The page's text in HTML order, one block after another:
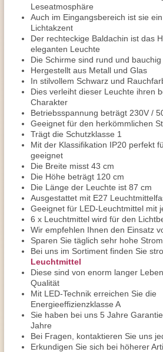
Leseatmosphäre
Auch im Eingangsbereich ist sie
Lichtakzent
Der rechteckige Baldachin ist das
eleganten Leuchte
Die Schirme sind rund und
Hergestellt aus Metall und Glas
In stilvollem Schwarz und
Dies verleiht dieser Leuchte ihren
Charakter
Betriebsspannung beträgt 230V /
Geeignet für den herkömmlichen
Trägt die Schutzklasse 1
Mit der Klassifikation IP20 perfekt
geeignet
Die Breite misst 43 cm
Die Höhe beträgt 120 cm
Die Länge der Leuchte ist 87 cm
Ausgestattet mit E27
Geeignet für LED-Leuchtmittel mit
6 x Leuchtmittel wird für den
Wir empfehlen Ihnen den Einsatz
Sparen Sie täglich sehr hohe
Bei uns im Sortiment finden Sie
Leuchtmittel
Diese sind von enorm langer
Qualität
Mit LED-Technik erreichen Sie die
Energieeffizienzklasse A
Sie haben bei uns 5 Jahre
Jahre
Bei Fragen, kontaktieren Sie uns
Erkundigen Sie sich bei höherer